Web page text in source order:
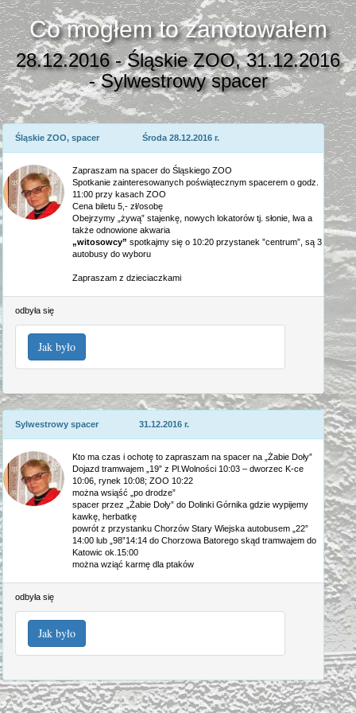
Co mogłem to zanotowałem
28.12.2016 - Śląskie ZOO, 31.12.2016
- Sylwestrowy spacer
Śląskie ZOO, spacer Środa 28.12.2016 r.
Zapraszam na spacer do Śląskiego ZOO
Spotkanie zainteresowanych poświątecznym spacerem o godz.
11:00 przy kasach ZOO
Cena biletu 5,- zł/osobę
Obejrzymy „żywą” stajenkę, nowych lokatorów tj. słonie, lwa a
także odnowione akwaria
„witosowcy” spotkajmy się o 10:20 przystanek ”centrum”, są 3
autobusy do wyboru
Zapraszam z dzieciaczkami
odbyła się
Jak było
Sylwestrowy spacer 31.12.2016 r.
Kto ma czas i ochotę to zapraszam na spacer na „Żabie Doły”
Dojazd tramwajem „19” z Pl.Wolności 10:03 – dworzec K-ce
10:06, rynek 10:08; ZOO 10:22
można wsiąść „po drodze”
spacer przez „Żabie Doły” do Dolinki Górnika gdzie wypijemy
kawkę, herbatkę
powrót z przystanku Chorzów Stary Wiejska autobusem „22”
14:00 lub „98”14:14 do Chorzowa Batorego skąd tramwajem do
Katowic ok.15:00
można wziąć karmę dla ptaków
odbyła się
Jak było